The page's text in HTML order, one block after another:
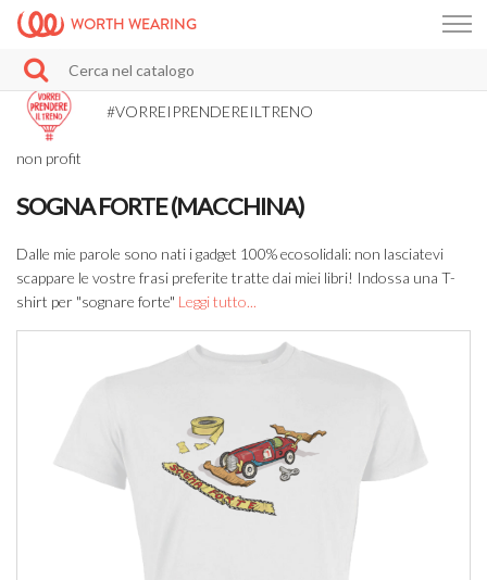
WORTH WEARING
#VORREIPRENDEREILTRENO
non profit
SOGNA FORTE (MACCHINA)
Dalle mie parole sono nati i gadget 100% ecosolidali: non lasciatevi
scappare le vostre frasi preferite tratte dai miei libri! Indossa una T-
shirt per "sognare forte" Leggi tutto...